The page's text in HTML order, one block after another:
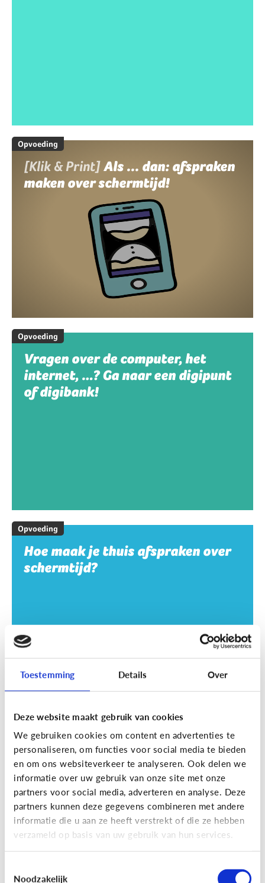
Toestemming Details Over
Deze website maakt gebruik van cookies
We gebruiken cookies om content en advertenties te
personaliseren, om functies voor social media te bieden
en om ons websiteverkeer te analyseren. Ook delen we
informatie over uw gebruik van onze site met onze
partners voor social media, adverteren en analyse. Deze
partners kunnen deze gegevens combineren met andere
informatie die u aan ze heeft verstrekt of die ze hebben
verzameld op basis van uw gebruik van hun services.
Noodzakelijk
Opvoeding
[Klik & Print]Als ... dan: afspraken
maken over schermtijd!
Opvoeding
Vragen over de computer, het
internet, …? Ga naar een digipunt
of digibank!
Opvoeding
Hoe maak je thuis afspraken over
schermtijd?
Opvoeding
Vanaf welke leeftijd mag mijn kind
naar een scherm kijken?